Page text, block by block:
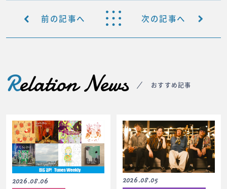
前の記事へ 次の記事へ
Relation News おすすめ記事
2026.08.06 2026.08.05